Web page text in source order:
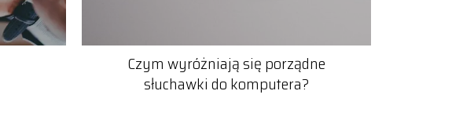
Czym wyróżniają się porządne
słuchawki do komputera?